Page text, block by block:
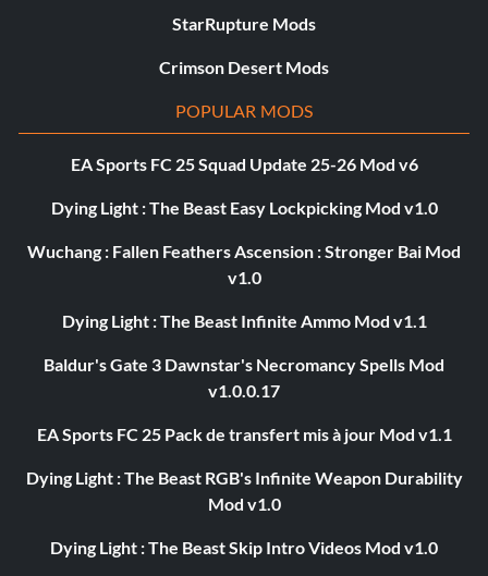
StarRupture Mods
Crimson Desert Mods
POPULAR MODS
EA Sports FC 25 Squad Update 25-26 Mod v6
Dying Light : The Beast Easy Lockpicking Mod v1.0
Wuchang : Fallen Feathers Ascension : Stronger Bai Mod
v1.0
Dying Light : The Beast Infinite Ammo Mod v1.1
Baldur's Gate 3 Dawnstar's Necromancy Spells Mod
v1.0.0.17
EA Sports FC 25 Pack de transfert mis à jour Mod v1.1
Dying Light : The Beast RGB's Infinite Weapon Durability
Mod v1.0
Dying Light : The Beast Skip Intro Videos Mod v1.0